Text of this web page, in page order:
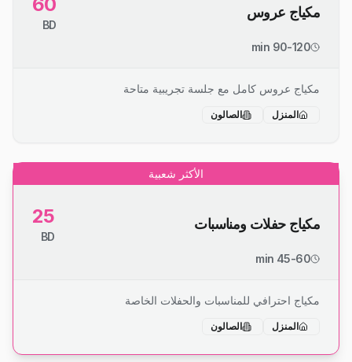
مكياج عروس
BD
90-120 min
مكياج عروس كامل مع جلسة تجريبية متاحة
المنزل الصالون
الأكثر شعبية
مكياج حفلات ومناسبات 25
BD
45-60 min
مكياج احترافي للمناسبات والحفلات الخاصة
المنزل الصالون